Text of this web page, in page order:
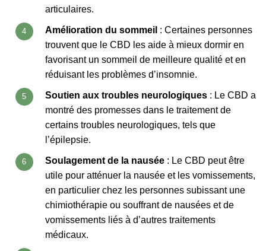
articulaires.
Amélioration du sommeil : Certaines personnes
trouvent que le CBD les aide à mieux dormir en
favorisant un sommeil de meilleure qualité et en
réduisant les problèmes d’insomnie.
Soutien aux troubles neurologiques: Le CBD a
montré des promesses dans le traitement de
certains troubles neurologiques, tels que
l’épilepsie.
Soulagement de la nausée: Le CBD peut être
utile pour atténuer la nausée et les vomissements,
en particulier chez les personnes subissant une
chimiothérapie ou souffrant de nausées et de
vomissements liés à d’autres traitements
médicaux.